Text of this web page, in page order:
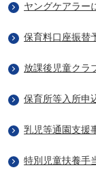
ヤングケアラー
保育料口座振替
放課後児童クラ
保育所等入所申
乳児等通園支援
特別児童扶養手